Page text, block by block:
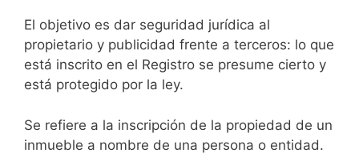
El objetivo es dar seguridad jurídica al
propietario y publicidad frente a terceros: lo que
está inscrito en el Registro se presume cierto y
está protegido por la ley.
Se refiere a la inscripción de la propiedad de un
inmueble a nombre de una persona o entidad.